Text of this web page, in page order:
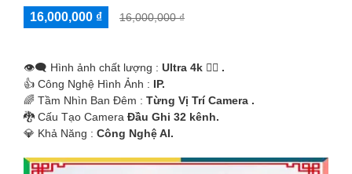
16,000,000 ₫ 16,000,000 ₫
👁️‍🗨 Hình ảnh chất lượng : Ultra 4k 👍🏾 .
👍 Công Nghệ Hình Ảnh : IP.
🌈 Tầm Nhìn Ban Đêm : Từng Vị Trí Camera .
🐉️ Cấu Tạo Camera Đầu Ghi 32 kênh.
️💎 Khả Năng : Công Nghệ AI.